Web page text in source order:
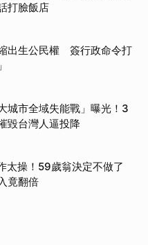
打臉飯店
出生公民權 簽行政命令打
城市全域失能戰」曝光！3
台灣人逼投降
太操！59歲翁決定不做了
竟翻倍